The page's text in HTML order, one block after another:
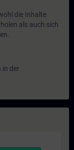
die Inhalte
als auch sich
in der